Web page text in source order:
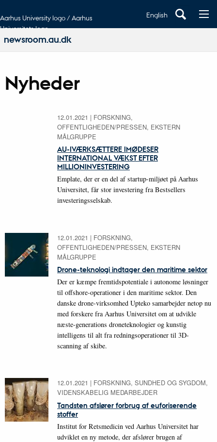
Aarhus University logo / Aarhus
Universitets logo
newsroom.au.dk
English
Nyheder
12.01.2021 | FORSKNING,
OFFENTLIGHEDEN/PRESSEN, EKSTERN
MÅLGRUPPE
AU-IVÆRKSÆTTERE IMØDESER
INTERNATIONAL VÆKST EFTER
MILLIONINVESTERING
Emplate, der er en del af startup-miljøet på Aarhus
Universitet, får stor investering fra Bestsellers
investeringsselskab.
12.01.2021 | FORSKNING,
OFFENTLIGHEDEN/PRESSEN, EKSTERN
MÅLGRUPPE
Drone-teknologi indtager den maritime sektor
Der er kæmpe fremtidspotentiale i autonome løsninger
til offshore-operationer i den maritime sektor. Den
danske drone-virksomhed Upteko samarbejder netop nu
med forskere fra Aarhus Universitet om at udvikle
næste-generations droneteknologier og kunstig
intelligens til alt fra redningsoperationer til 3D-
scanning af skibe.
12.01.2021 | FORSKNING, SUNDHED OG SYGDOM,
VIDENSKABELIG MEDARBEJDER
Tandsten afslører forbrug af euforiserende
stoffer
Institut for Retsmedicin ved Aarhus Universitet har
udviklet en ny metode, der afslører brugen af